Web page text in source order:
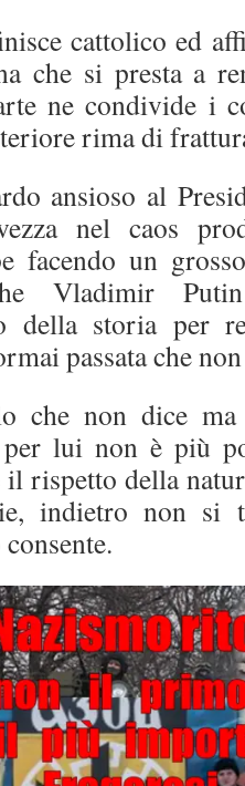
cattolico ed
che si presta a
ne condivide i
rima di
ansioso al
nel caos
facendo un
Vladimir
storia per
passata che
che non dice
per lui non è più
rispetto della
indietro non si